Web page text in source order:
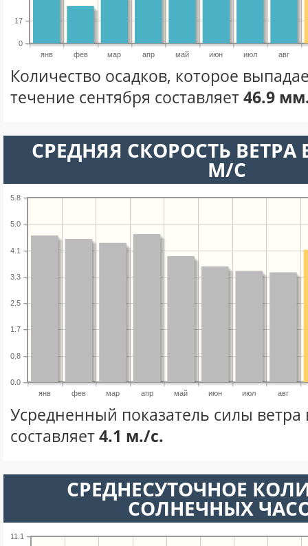
янв фев мар апр май июн июл авг
0
17
Количество осадков, которое
течение сентября составляет46.9
СРЕДНЯЯ СКОРОСТЬ ВЕТРА
М/С
янв фев мар апр май июн июл авг
0.0
0.8
1.7
2.5
3.3
4.1
5.0
5.8
Усредненный показатель силы ветра
составляет4.1 м./с.
СРЕДНЕСУТОЧНОЕ
СОЛНЕЧНЫХ
11.1